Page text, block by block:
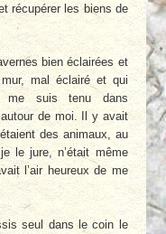
récupérer les biens de
bien éclairées et
mal éclairé et qui
me suis tenu dans
autour de moi. Il y avait
des animaux, au
le jure, n’était même
l’air heureux de me
seul dans le coin le